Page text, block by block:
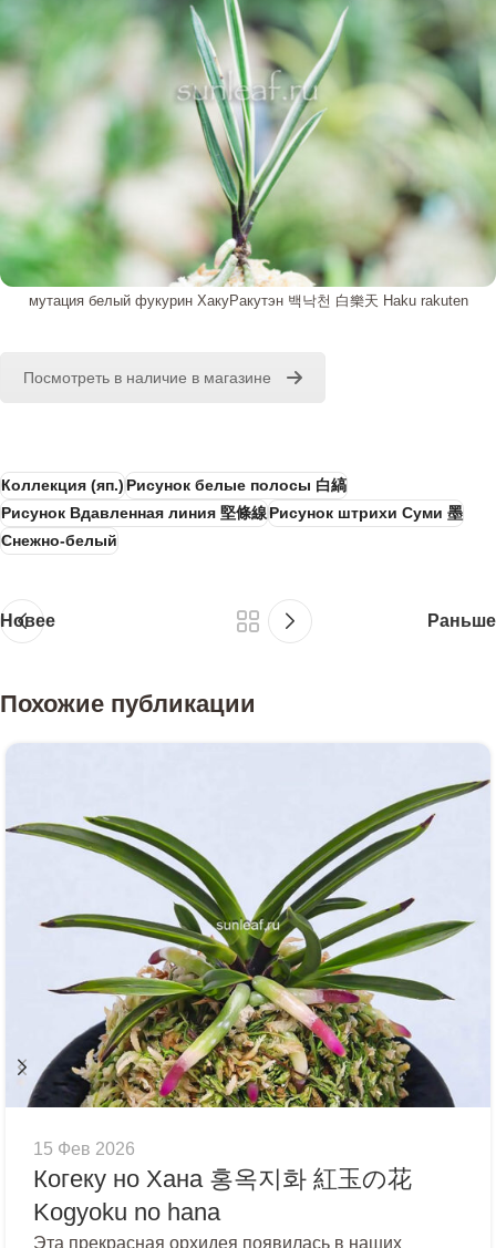
мутация белый фукурин ХакуРакутэн 백낙천 白樂天 Haku rakuten
Посмотреть в наличие в магазине
Коллекция (яп.)Рисунок белые полосы 白縞
Рисунок Вдавленная линия 堅條線Рисунок штрихи Суми 墨
Снежно-белый
Новее Раньше
Похожие публикации
15 Фев 2026
Когеку но Хана 홍옥지화 紅玉の花
Kogyoku no hana
Эта прекрасная орхидея появилась в наших